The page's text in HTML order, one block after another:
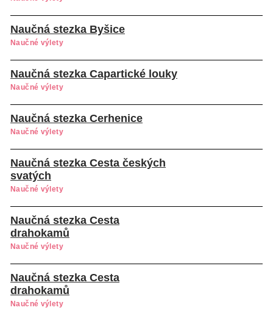
Naučná stezka Byšice
Naučné výlety
Naučná stezka Capartické louky
Naučné výlety
Naučná stezka Cerhenice
Naučné výlety
Naučná stezka Cesta českých
svatých
Naučné výlety
Naučná stezka Cesta
drahokamů
Naučné výlety
Naučná stezka Cesta
drahokamů
Naučné výlety